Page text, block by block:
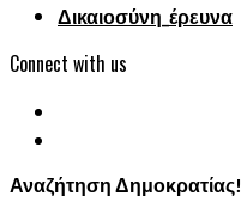
Δικαιοσύνη_έρευνα
Connect with us
Αναζήτηση Δημοκρατίας!